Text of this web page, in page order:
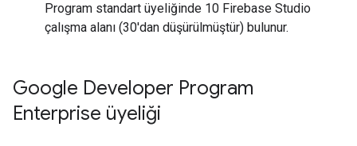
Program standart üyeliğinde 10 Firebase Studio
çalışma alanı (30'dan düşürülmüştür) bulunur.
Google Developer Program
Enterprise üyeliği